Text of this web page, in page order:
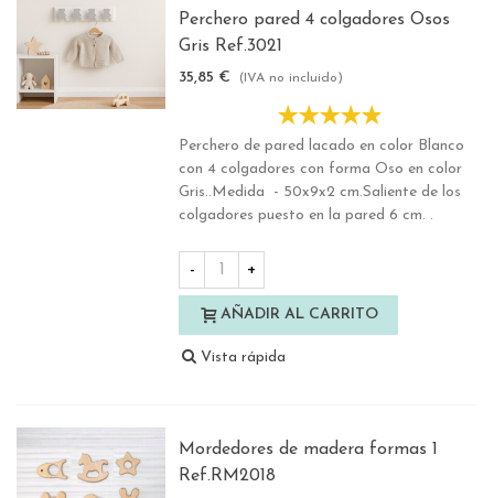
Perchero pared 4 colgadores Osos
Gris Ref.3021
35,85 € (IVA no incluido)
Perchero de pared lacado en color Blanco
con 4 colgadores con forma Oso en color
Gris..Medida - 50x9x2 cm.Saliente de los
colgadores puesto en la pared 6 cm. .
- +
AÑADIR AL CARRITO
Vista rápida
Mordedores de madera formas 1
Ref.RM2018